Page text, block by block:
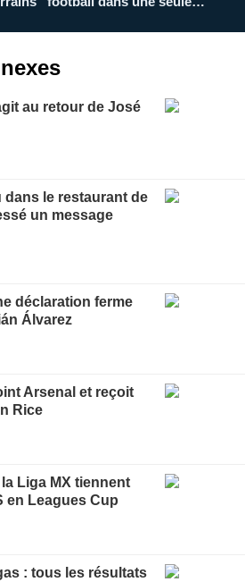
au retour de José
dans le restaurant de
un message
déclaration ferme
Álvarez
Arsenal et reçoit
Rice
Liga MX tiennent
en Leagues Cup
: tous les résultats